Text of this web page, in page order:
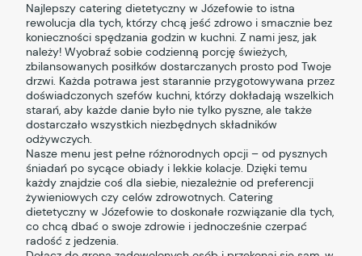
Najlepszy catering dietetyczny w Józefowie to istna
rewolucja dla tych, którzy chcą jeść zdrowo i smacznie bez
konieczności spędzania godzin w kuchni. Z nami jesz, jak
należy! Wyobraź sobie codzienną porcję świeżych,
zbilansowanych posiłków dostarczanych prosto pod Twoje
drzwi. Każda potrawa jest starannie przygotowywana przez
doświadczonych szefów kuchni, którzy dokładają wszelkich
starań, aby każde danie było nie tylko pyszne, ale także
dostarczało wszystkich niezbędnych składników
odżywczych.
Nasze menu jest pełne różnorodnych opcji – od pysznych
śniadań po sycące obiady i lekkie kolacje. Dzięki temu
każdy znajdzie coś dla siebie, niezależnie od preferencji
żywieniowych czy celów zdrowotnych. Catering
dietetyczny w Józefowie to doskonałe rozwiązanie dla tych,
co chcą dbać o swoje zdrowie i jednocześnie czerpać
radość z jedzenia.